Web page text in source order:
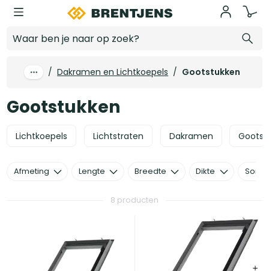
Ga naar hoofdinhoud
/ Dakramen en Lichtkoepels / Gootstukken
Gootstukken
Lichtkoepels Lichtstraten Dakramen
8 producten
Afmeting Lengte Breedte Dikte